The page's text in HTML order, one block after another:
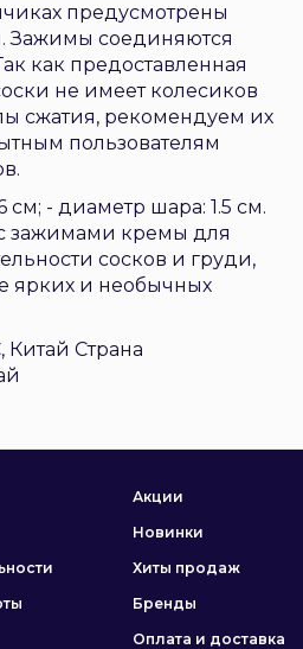
предусмотрены
Зажимы соединяются
как предоставленная
не имеет колесиков
сжатия, рекомендуем их
пользователям
см; - диаметр шара: 1.5 см.
зажимами кремы для
сосков и груди,
ярких и необычных
Китай Страна
Акции
Новинки
Хиты продаж
Бренды
Оплата и доставка